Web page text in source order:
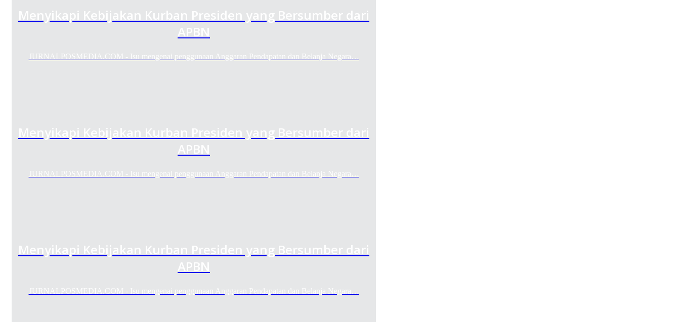
Menyikapi Kebijakan Kurban Presiden yang Bersumber dari
APBN
JURNALPOSMEDIA.COM - Isu mengenai penggunaan Anggaran Pendapatan dan Belanja Negara…
Menyikapi Kebijakan Kurban Presiden yang Bersumber dari
APBN
JURNALPOSMEDIA.COM - Isu mengenai penggunaan Anggaran Pendapatan dan Belanja Negara…
Menyikapi Kebijakan Kurban Presiden yang Bersumber dari
APBN
JURNALPOSMEDIA.COM - Isu mengenai penggunaan Anggaran Pendapatan dan Belanja Negara…